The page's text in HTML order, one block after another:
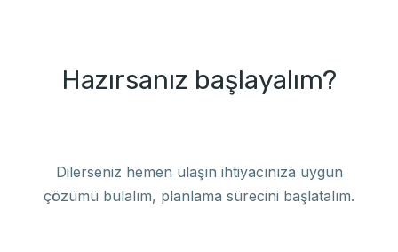
Hazırsanız başlayalım?
Dilerseniz hemen ulaşın ihtiyacınıza uygun
çözümü bulalım, planlama sürecini başlatalım.